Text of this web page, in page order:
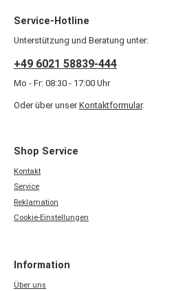
Service-Hotline
Unterstützung und Beratung unter:
+49 6021 58839-444
Mo - Fr: 08:30 - 17:00 Uhr
Oder über unser Kontaktformular.
Shop Service
Kontakt
Service
Reklamation
Cookie-Einstellungen
Information
Über uns